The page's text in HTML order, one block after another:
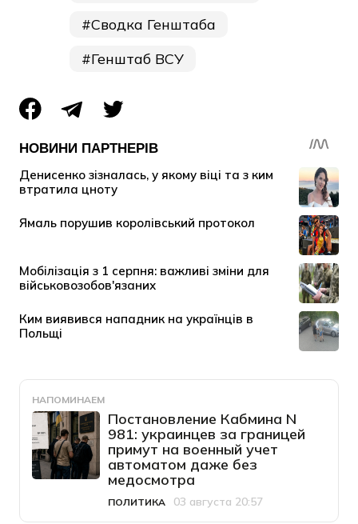
Сводка Генштаба
Генштаб ВСУ
НАПОМИНАЕМ
Постановление Кабмина N
981: украинцев за границей
примут на военный учет
автоматом даже без
медосмотра
Категория
ПОЛИТИКА
Дата публикации
03 августа 20:57